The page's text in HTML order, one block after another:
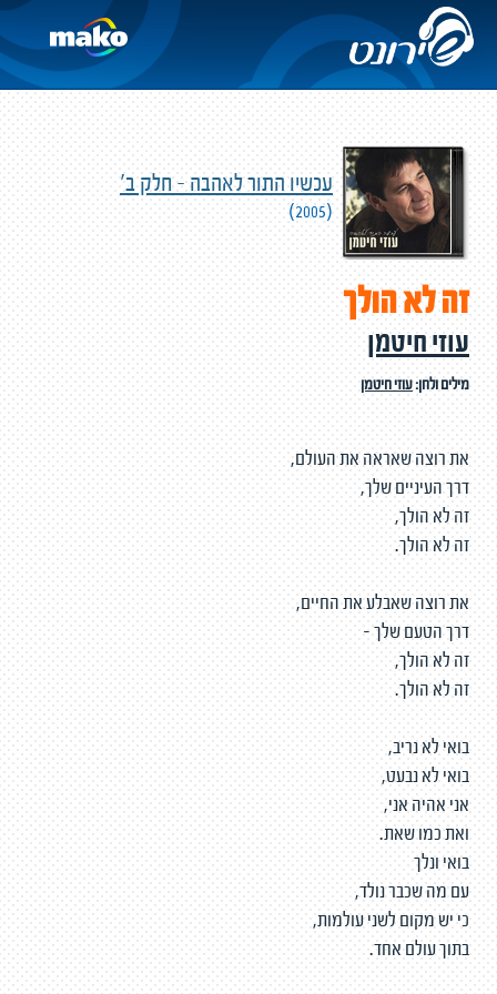
עכשיו התור לאהבה - חלק ב'
(2005)
זה לא הולך
עוזי חיטמן
מילים ולחן:עוזי חיטמן
את רוצה שאראה את העולם,
דרך העיניים שלך,
זה לא הולך,
זה לא הולך.
את רוצה שאבלע את החיים,
דרך הטעם שלך -
זה לא הולך,
זה לא הולך.
בואי לא נריב,
בואי לא נבעט,
אני אהיה אני,
ואת כמו שאת.
בואי ונלך
עם מה שכבר נולד,
כי יש מקום לשני עולמות,
בתוך עולם אחד.